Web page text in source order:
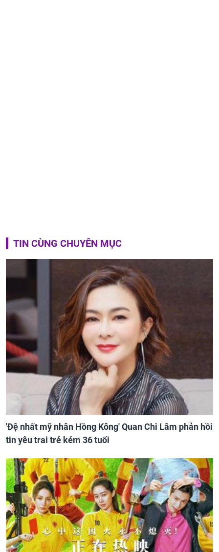
TIN CÙNG CHUYÊN MỤC
'Đệ nhất mỹ nhân Hồng Kông' Quan Chi Lâm phản hồi
tin yêu trai trẻ kém 36 tuổi